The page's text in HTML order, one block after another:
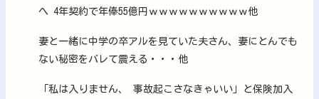
へ 4年契約で年俸55億円ｗｗｗｗｗｗｗｗｗｗ他
妻と一緒に中学の卒アルを見ていた夫さん、妻にとんでも
ない秘密をバレて震える・・・他
「私は入りません、 事故起こさなきゃいい」と保険加入